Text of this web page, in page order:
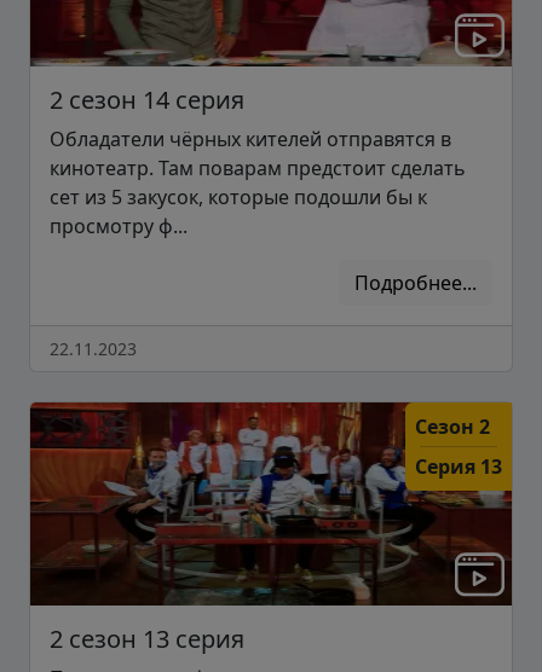
2 сезон 14 серия
Обладатели чёрных кителей отправятся в
кинотеатр. Там поварам предстоит сделать
сет из 5 закусок, которые подошли бы к
просмотру ф...
Подробнее...
22.11.2023
Сезон 2
Серия 13
2 сезон 13 серия